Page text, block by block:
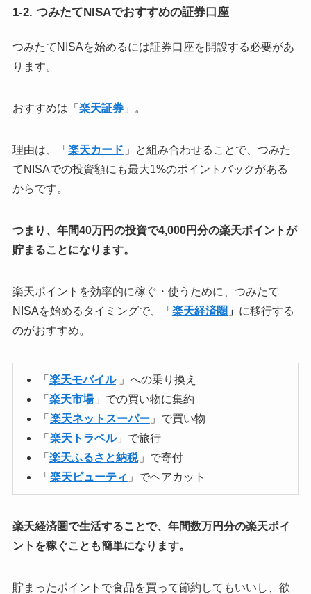
1-2. つみたてNISAでおすすめの証券口座
つみたてNISAを始めるには証券口座を開設する必要があ
ります。
おすすめは「 楽天証券」。
理由は、「 楽天カード 」と組み合わせることで、つみた
てNISAでの投資額にも最大1%のポイントバックがある
からです。
つまり、年間40万円の投資で4,000円分の楽天ポイントが
貯まることになります。
楽天ポイントを効率的に稼ぐ・使うために、つみたて
NISAを始めるタイミングで、「 楽天経済圏 」 に移行する
のがおすすめ。
「 楽天モバイル」への乗り換え
「 楽天市場」での買い物に集約
「 楽天ネットスーパー」で買い物
「 楽天トラベル」で旅行
「 楽天ふるさと納税」で寄付
「 楽天ビューティ 」でヘアカット
楽天経済圏で生活することで、年間数万円分の楽天ポイ
ントを稼ぐことも簡単になります。
貯まったポイントで食品を買って節約してもいいし、欲